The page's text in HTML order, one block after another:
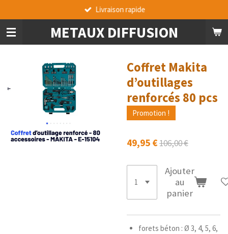
au
contenu
principal
METAUX DIFFUSION
Livraison rapide
Coffret Makita
d’outillages
renforcés 80 pcs
Promotion !
49,95 €106,00 €
Ajouter
au
panier
forets béton : Ø 3, 4, 5, 6,